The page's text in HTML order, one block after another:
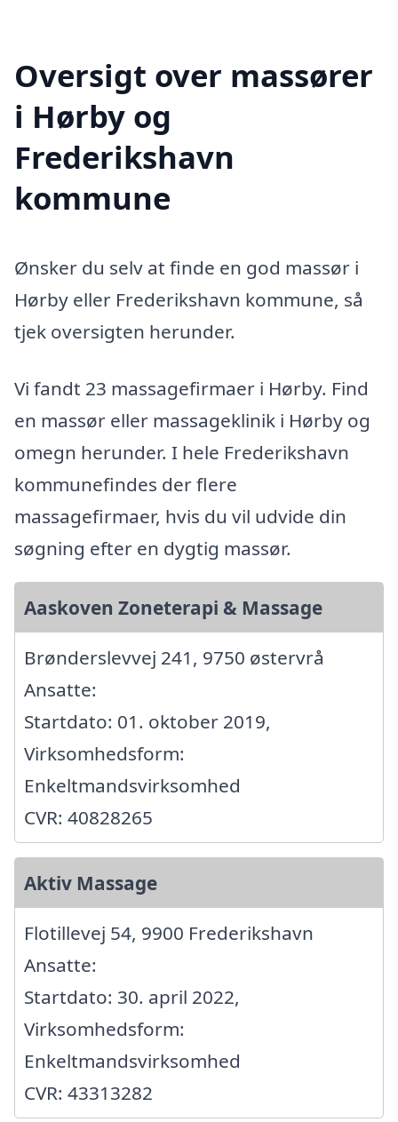
Oversigt over massører
i Hørby og
Frederikshavn
kommune
Ønsker du selv at finde en god massør i
Hørby eller Frederikshavn kommune, så
tjek oversigten herunder.
Vi fandt 23 massagefirmaer i Hørby. Find
en massør eller massageklinik i Hørby og
omegn herunder. I hele Frederikshavn
kommunefindes der flere
massagefirmaer, hvis du vil udvide din
søgning efter en dygtig massør.
Aaskoven Zoneterapi & Massage
Brønderslevvej 241, 9750 østervrå
Ansatte:
Startdato: 01. oktober 2019,
Virksomhedsform:
Enkeltmandsvirksomhed
CVR: 40828265
Aktiv Massage
Flotillevej 54, 9900 Frederikshavn
Ansatte:
Startdato: 30. april 2022,
Virksomhedsform:
Enkeltmandsvirksomhed
CVR: 43313282